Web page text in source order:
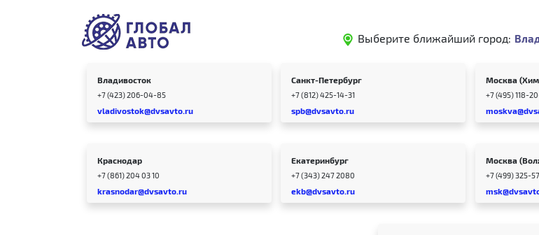
Выберите ближайший город:
Владивосток
+7 (423) 206-04-85
vladivostok@dvsavto.ru
Санкт-Петербург
+7 (812) 425-14-31
spb@dvsavto.ru
Москва
+7 (495) 118-
Краснодар
+7 (861) 204 03 10
krasnodar@dvsavto.ru
Екатеринбург
+7 (343) 247 2080
ekb@dvsavto.ru
Москва
+7 (499) 325-